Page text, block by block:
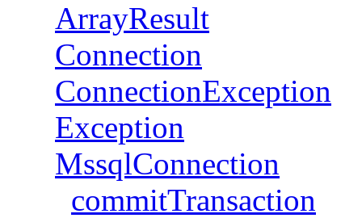
ArrayResult
Connection
ConnectionException
Exception
MssqlConnection
commitTransaction